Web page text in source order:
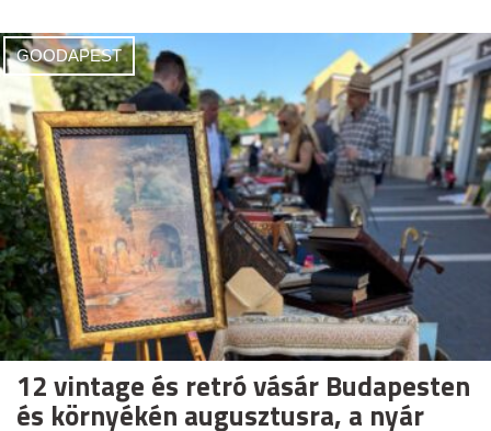
GOODAPEST
12 vintage és retró vásár Budapesten
és környékén augusztusra, a nyár